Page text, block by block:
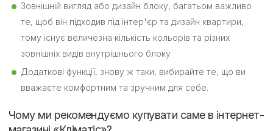
Зовнішній вигляд або дизайн блоку, багатьом важливо
те, щоб він підходив під інтер'єр та дизайн квартири,
тому існує величезна кількість кольорів та різних
зовнішніх видів внутрішнього блоку
Додаткові функції, знову ж таки, вибирайте те, що ви
вважаєте комфортним та зручним для себе.
Чому ми рекомендуємо купувати саме в інтернет-